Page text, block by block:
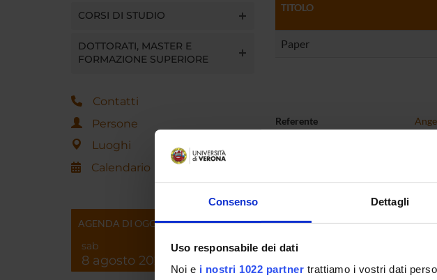
Consenso Dettagli
Uso responsabile dei dati
Noi e i nostri 1022 partner trattiamo i vostri dati
CORSI DI STUDIO
DOTTORATI, MASTER E
FORMAZIONE SUPERIORE
Contatti
Persone
Luoghi
Calendario
AGENDA DI OGGI
sab
8 agosto 2026
TITOLO
Paper
Referente